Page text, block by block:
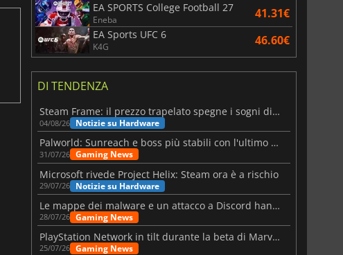
EA SPORTS College Football 27
Eneba 41.31€
EA Sports UFC 6
K4G 46.60€
DI TENDENZA
Steam Frame: il prezzo trapelato spegne i sogni di un VR economico
04/08/26 Notizie su Hardware
Palworld: Sunreach e boss più stabili con l'ultimo update
31/07/26 Gaming News
Microsoft rivede Project Helix: Steam ora è a rischio
29/07/26 Notizie su Hardware
Le mappe dei malware e un attacco a Discord hanno colpito Meccha Chameleon
28/07/26 Gaming News
PlayStation Network in tilt durante la beta di Marvel Tōkon
25/07/26 Gaming News